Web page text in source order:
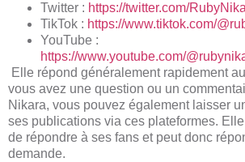
Twitter : https://twitter.com/
TikTok : https://www.tiktok.com/
YouTube :
https://www.youtube.com/
Elle répond généralement rapidement
vous avez une question ou un
Nikara, vous pouvez également laisser
ses publications via ces plateformes.
de répondre à ses fans et peut donc
demande.